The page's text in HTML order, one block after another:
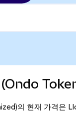
의 현재 가격은